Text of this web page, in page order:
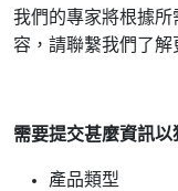
我們的專家將根據
容，請聯繫我們了解
需要提交甚麼資訊以
產品類型